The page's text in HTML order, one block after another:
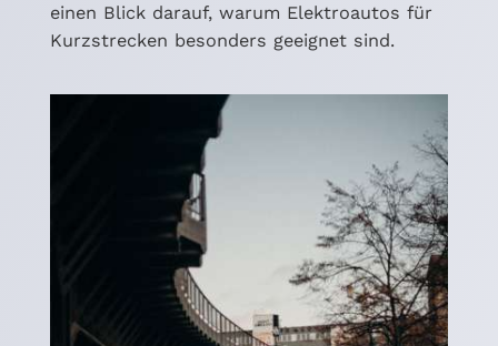
einen Blick darauf, warum Elektroautos für
Kurzstrecken besonders geeignet sind.